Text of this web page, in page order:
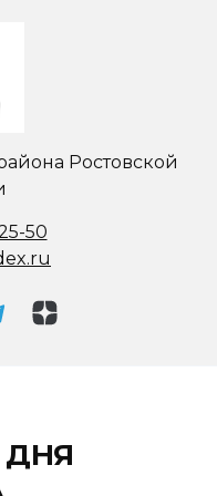
Ростовской
50
ДНЯ